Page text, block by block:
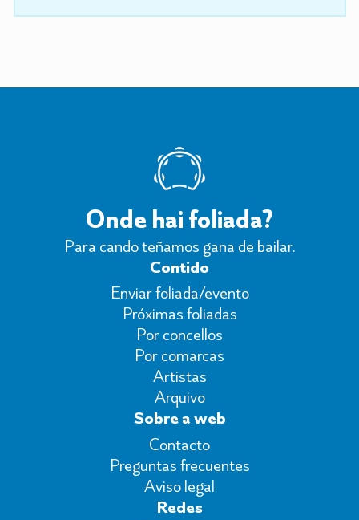
Onde hai foliada?
Para cando teñamos gana de bailar.
Contido
Enviar foliada/evento
Próximas foliadas
Por concellos
Por comarcas
Artistas
Arquivo
Sobre a web
Contacto
Preguntas frecuentes
Aviso legal
Redes